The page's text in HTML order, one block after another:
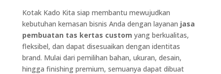
Kotak Kado Kita siap membantu mewujudkan
kebutuhan kemasan bisnis Anda dengan layanan jasa
pembuatan tas kertas custom yang berkualitas,
fleksibel, dan dapat disesuaikan dengan identitas
brand. Mulai dari pemilihan bahan, ukuran, desain,
hingga finishing premium, semuanya dapat dibuat